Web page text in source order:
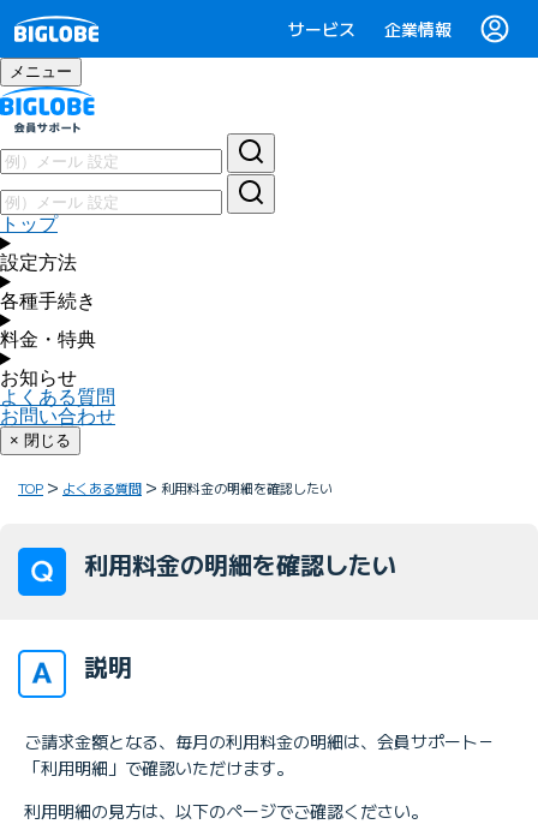
サービス 企業情報
メニュー
トップ
設定方法
各種手続き
料金・特典
お知らせ
よくある質問
お問い合わせ
× 閉じる
TOP よくある質問 利用料金の明細を確認したい
利用料金の明細を確認したい
説明
ご請求金額となる、毎月の利用料金の明細は、会員サポート－
「利用明細」で確認いただけます。
利用明細の見方は、以下のページでご確認ください。